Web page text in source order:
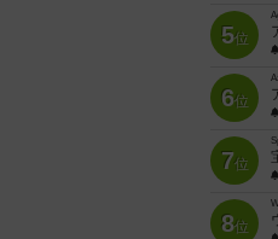
5位
6位
7位
8位